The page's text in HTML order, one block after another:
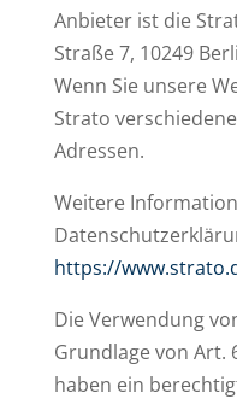
Anbieter ist die
Straße 7, 10249
Wenn Sie unsere
Strato
Adressen.
Weitere
https://
Die Verwendung
Grundlage von Art.
haben ein